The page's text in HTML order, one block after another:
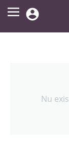

Nu